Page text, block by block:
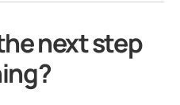
next step